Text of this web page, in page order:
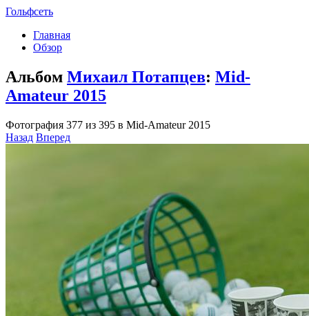
Гольфсеть
Главная
Обзор
Альбом Михаил Потапцев: Mid-
Amateu­r 2015
Фотография 377 из 395 в Mid-Amateu­r 2015
Назад Вперед